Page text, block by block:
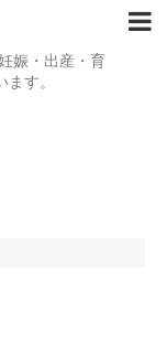
娠・出産・育
す。